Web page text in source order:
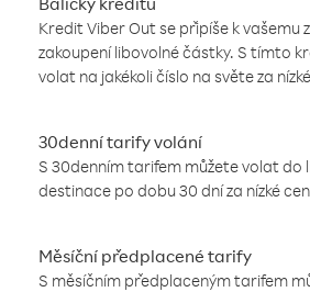
Kredit Viber Out se připíše k vašemu
zakoupení libovolné částky. S tímto
volat na jakékoli číslo na světe za
30denní tarify volání
S 30denním tarifem můžete volat do
destinace po dobu 30 dní za nízké
Měsíční předplacené tarify
S měsíčním předplaceným tarifem